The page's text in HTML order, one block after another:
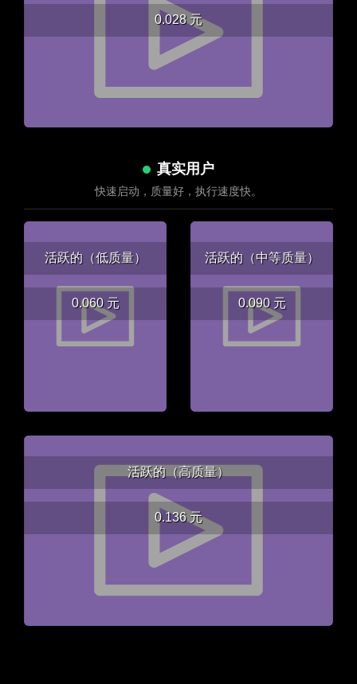
0.028 元
真实用户
快速启动，质量好，执行速度快。
活跃的（低质量）
0.060 元
活跃的（中等质量）
0.090 元
活跃的（高质量）
0.136 元